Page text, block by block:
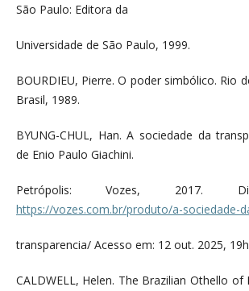
São Paulo: Editora da
Universidade de São Paulo, 1999.
BOURDIEU, Pierre. O poder simbólico. Rio
Brasil, 1989.
BYUNG-CHUL, Han. A sociedade da
de Enio Paulo Giachini.
Petrópolis: Vozes, 2017.
https://vozes.com.br/produto/a-sociedade-
transparencia/ Acesso em: 12 out. 2025,
CALDWELL, Helen. The Brazilian Othello of